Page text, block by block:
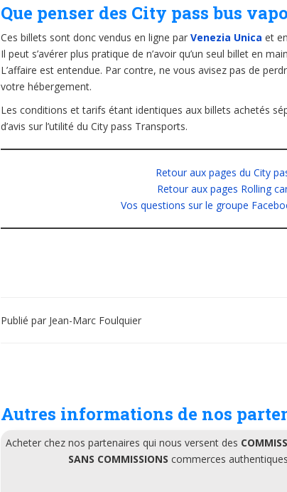
Que penser des City pass bus
Ces billets sont donc vendus en ligne par Venezia Unica et
Il peut s’avérer plus pratique de n’avoir qu’un seul billet en
L’affaire est entendue. Par contre, ne vous avisez pas de
votre hébergement.
Les conditions et tarifs étant identiques aux billets achetés
d’avis sur l’utilité du City pass Transports.
Retour aux pages du City
Retour aux pages Rolling
Vos questions sur le groupe
Publié par Jean-Marc Foulquier
Autres informations de nos
Acheter chez nos partenaires qui nous versent des
SANS COMMISSIONS commerces